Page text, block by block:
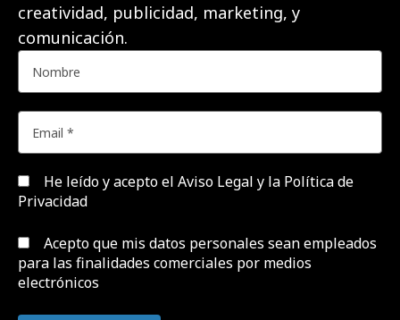
creatividad, publicidad, marketing, y
comunicación.
He leído y acepto el Aviso Legal y la Política de
Privacidad
Acepto que mis datos personales sean empleados
para las finalidades comerciales por medios
electrónicos